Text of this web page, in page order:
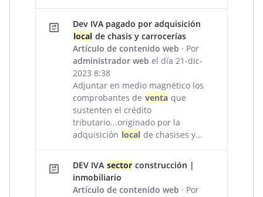
Dev IVA pagado por adquisición
local de chasis y carrocerías
Artículo de contenido web · Por
administrador web el día 21-dic-
2023 8:38
Adjuntar en medio magnético los
comprobantes de venta que
sustenten el crédito
tributario...originado por la
adquisición local de chasises y...
DEV IVA sector construcción |
inmobiliario
Artículo de contenido web · Por